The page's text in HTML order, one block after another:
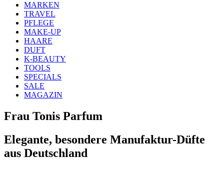
MARKEN
TRAVEL
PFLEGE
MAKE-UP
HAARE
DUFT
K-BEAUTY
TOOLS
SPECIALS
SALE
MAGAZIN
Frau Tonis Parfum
Elegante, besondere Manufaktur-Düfte
aus Deutschland